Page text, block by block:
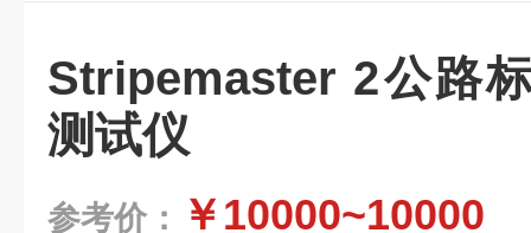
Stripemaster 2公路
测试仪
参考价： ￥10000~10000